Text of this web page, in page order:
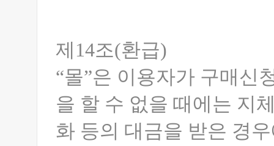
제14조(환급)
“몰”은 이용자가 구매신
을 할 수 없을 때에는 지
화 등의 대금을 받은 경